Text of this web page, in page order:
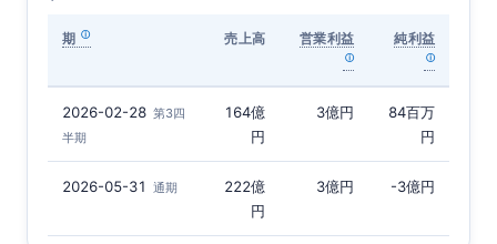
期 売上高 営業利益 純利益
2026-02-28 第3四
半期
164億
円
3億円
84百万
円
2026-05-31 通期
222億
円
3億円 -3億円